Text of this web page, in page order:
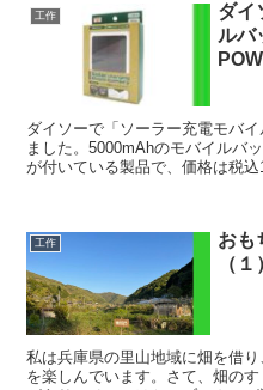
工作
ダイ
ルバ
ダイソーで「ソーラー充電モバ
ました。5000mAhのモバイルバ
が付いている製品で、価格は税
工作
おも
（
私は兵庫県の里山地域に畑を借
を楽しんでいます。さて、畑の